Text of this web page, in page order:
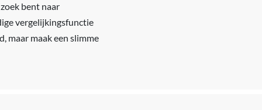
bent naar
vergelijkingsfunctie
maar maak een slimme